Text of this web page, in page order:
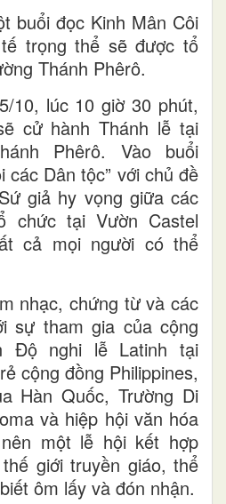
buổi đọc Kinh Mân Côi
trọng thể sẽ được tổ
Thánh Phêrô.
10, lúc 10 giờ 30 phút,
cử hành Thánh lễ tại
Phêrô. Vào buổi
các Dân tộc” với chủ đề
giả hy vọng giữa các
chức tại Vườn Castel
cả mọi người có thể
nhạc, chứng từ và các
sự tham gia của cộng
Độ nghi lễ Latinh tại
cộng đồng Philippines,
Hàn Quốc, Trường Di
và hiệp hội văn hóa
một lễ hội kết hợp
giới truyền giáo, thể
ôm lấy và đón nhận.